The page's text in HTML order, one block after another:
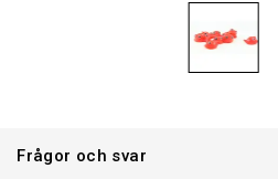
Frågor och svar